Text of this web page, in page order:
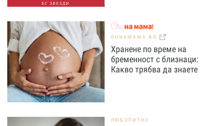
БГ ЗВЕЗДИ
OHNAMAMA.BG
Хранене по време на
бременност с близнаци:
Какво трябва да знаете
ЛЮБОПИТНО